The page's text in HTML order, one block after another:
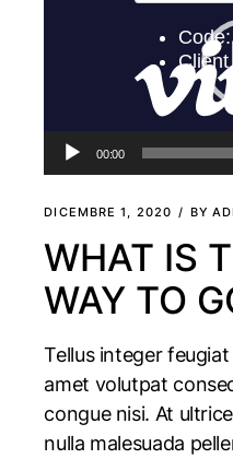
00:00
DICEMBRE 1, 2020 BY
WHAT IS
WAY TO
Tellus integer
amet volutpat
congue nisi. At
nulla malesuada